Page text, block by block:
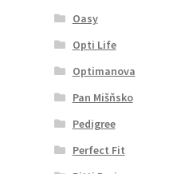
Oasy
Opti Life
Optimanova
Pan Mišňsko
Pedigree
Perfect Fit